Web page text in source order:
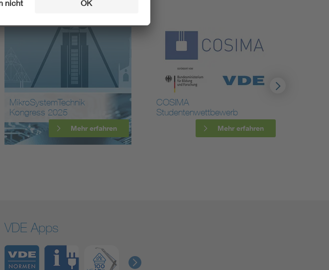
MikroSystemTechnik
Kongress 2025
Mehr erfahren
COSIMA
Studentenwettbewerb
Mehr erfahren
VDE Apps